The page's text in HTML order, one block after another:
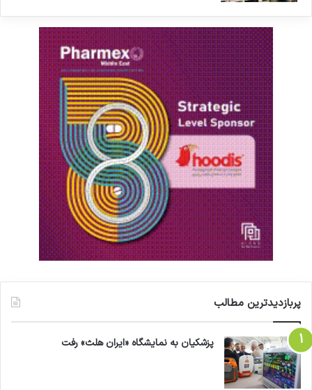
پربازدیدترین مطالب
پزشکیان به نمایشگاه «ایران هلث» رفت